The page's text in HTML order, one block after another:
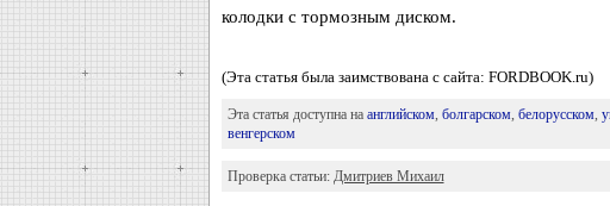
колодки с тормозным диском.
(Эта статья была заимствована с сайта: FORDBOOK.ru)
Эта статья доступна на английском, болгарском, белорусском,
венгерском
Проверка статьи: Дмитриев Михаил